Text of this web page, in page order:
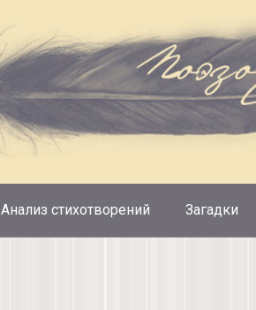
Анализ стихотворений Загадки